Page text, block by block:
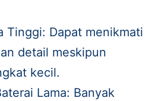
Tinggi: Dapat menikmati
detail meskipun
kecil.
Lama: Banyak